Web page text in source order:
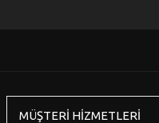
MÜŞTERİ HİZMETLERİ